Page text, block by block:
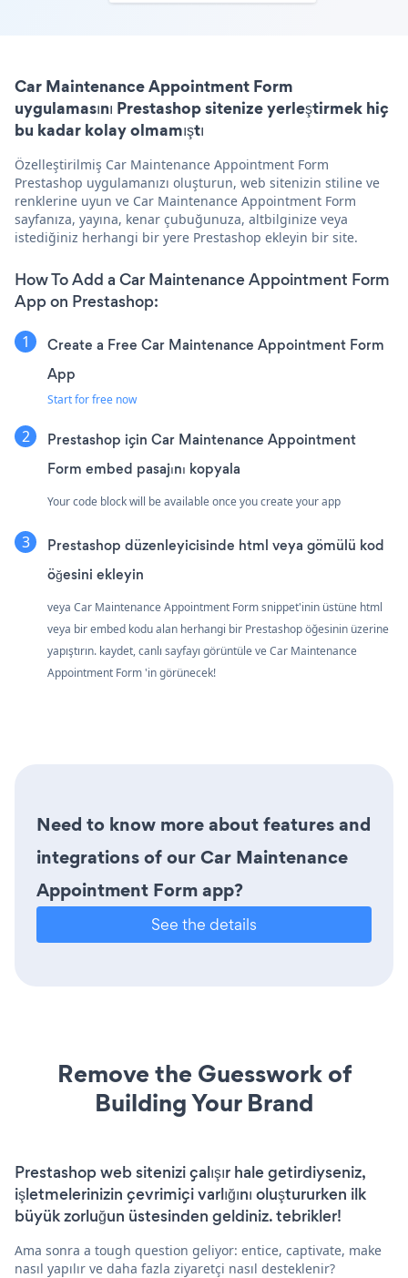
Car Maintenance Appointment Form
uygulamasını Prestashop sitenize yerleştirmek hiç
bu kadar kolay olmamıştı
Özelleştirilmiş Car Maintenance Appointment Form
Prestashop uygulamanızı oluşturun, web sitenizin stiline ve
renklerine uyun ve Car Maintenance Appointment Form
sayfanıza, yayına, kenar çubuğunuza, altbilginize veya
istediğiniz herhangi bir yere Prestashop ekleyin bir site.
How To Add a Car Maintenance Appointment Form
App on Prestashop:
Create a Free Car Maintenance Appointment Form
App
Start for free now
Prestashop için Car Maintenance Appointment
Form embed pasajını kopyala
Your code block will be available once you create your app
Prestashop düzenleyicisinde html veya gömülü kod
öğesini ekleyin
veya Car Maintenance Appointment Form snippet'inin üstüne html
veya bir embed kodu alan herhangi bir Prestashop öğesinin üzerine
yapıştırın. kaydet, canlı sayfayı görüntüle ve Car Maintenance
Appointment Form 'in görünecek!
Need to know more about features and
integrations of our Car Maintenance
Appointment Form app?
See the details
Remove the Guesswork of
Building Your Brand
Prestashop web sitenizi çalışır hale getirdiyseniz,
işletmelerinizin çevrimiçi varlığını oluştururken ilk
büyük zorluğun üstesinden geldiniz. tebrikler!
Ama sonra a tough question geliyor: entice, captivate, make
nasıl yapılır ve daha fazla ziyaretçi nasıl desteklenir?